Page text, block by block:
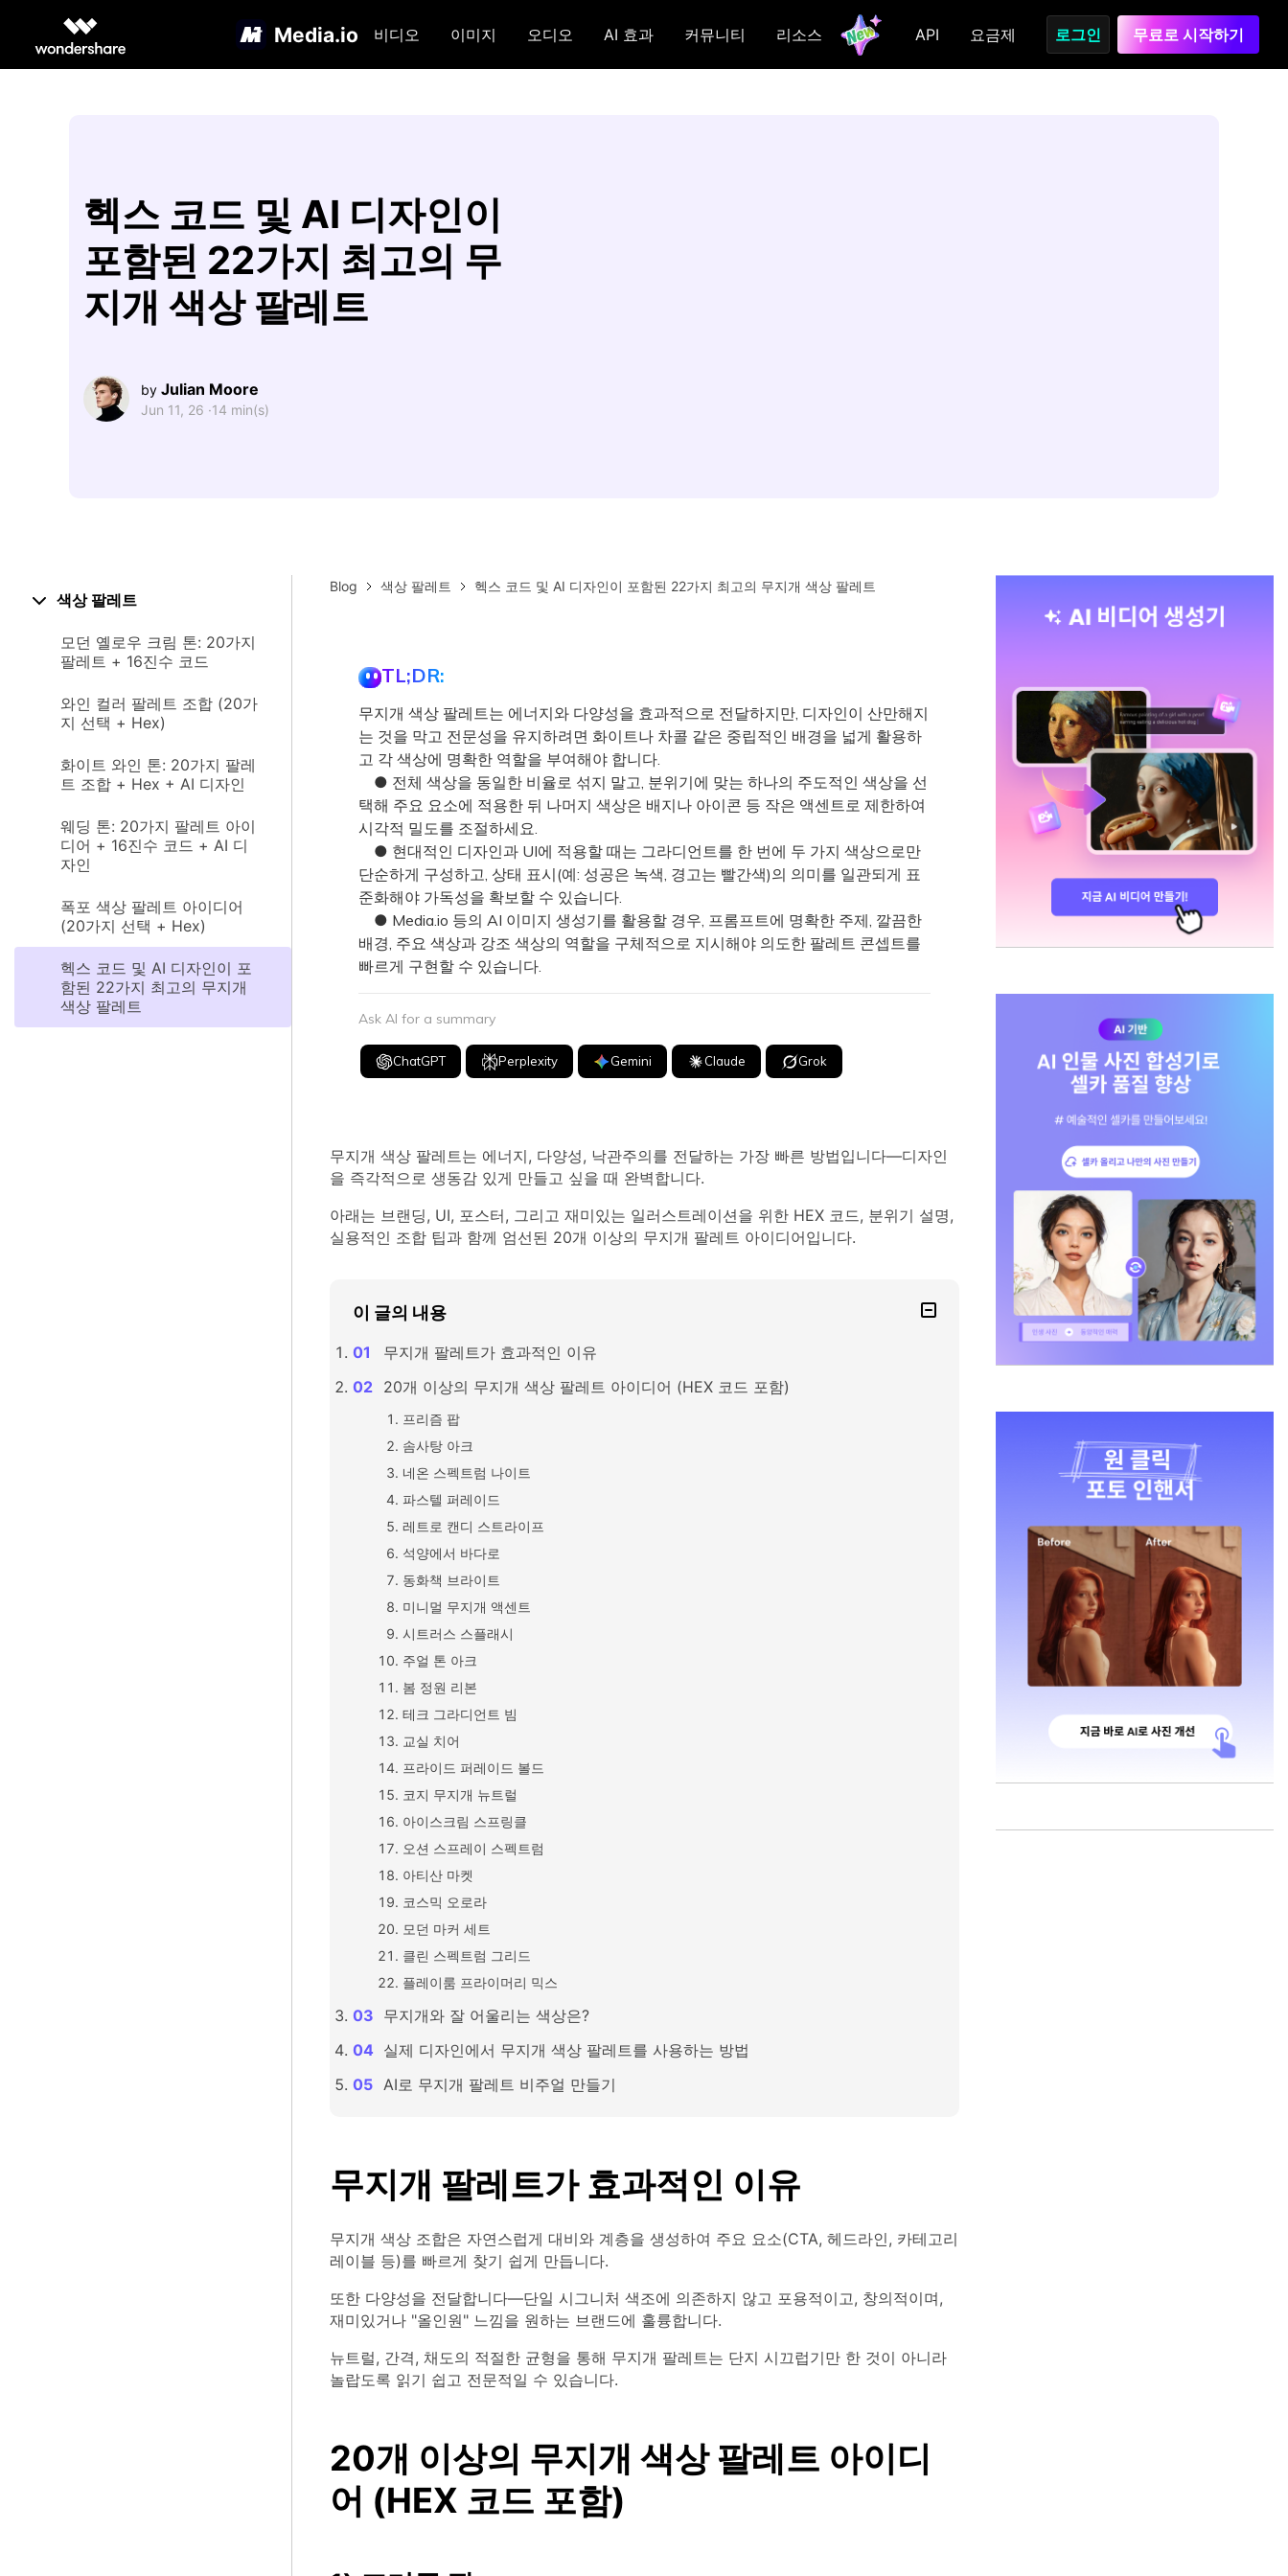
Media.io 비디오 이미지 오디오 AI 효과 커뮤니티 리소스 API 요금제 로그인 무료로 시작하기
헥스 코드 및 AI 디자인이
포함된 22가지 최고의 무
지개 색상 팔레트
by Julian Moore
Jun 11, 26 ·14 min(s)
색상 팔레트
모던 옐로우 크림 톤: 20가지
팔레트 + 16진수 코드
와인 컬러 팔레트 조합 (20가
지 선택 + Hex)
화이트 와인 톤: 20가지 팔레
트 조합 + Hex + AI 디자인
웨딩 톤: 20가지 팔레트 아이
디어 + 16진수 코드 + AI 디
자인
폭포 색상 팔레트 아이디어
(20가지 선택 + Hex)
헥스 코드 및 AI 디자인이 포
함된 22가지 최고의 무지개
색상 팔레트
Blog 색상 팔레트 헥스 코드 및 AI 디자인이 포함된 22가지 최고의 무지개 색상 팔레트
TL;DR:
무지개 색상 팔레트는 에너지와 다양성을 효과적으로 전달하지만, 디자인이 산만해지
는 것을 막고 전문성을 유지하려면 화이트나 차콜 같은 중립적인 배경을 넓게 활용하
고 각 색상에 명확한 역할을 부여해야 합니다.
● 전체 색상을 동일한 비율로 섞지 말고, 분위기에 맞는 하나의 주도적인 색상을 선
택해 주요 요소에 적용한 뒤 나머지 색상은 배지나 아이콘 등 작은 액센트로 제한하여
시각적 밀도를 조절하세요.
● 현대적인 디자인과 UI에 적용할 때는 그라디언트를 한 번에 두 가지 색상으로만
단순하게 구성하고, 상태 표시(예: 성공은 녹색, 경고는 빨간색)의 의미를 일관되게 표
준화해야 가독성을 확보할 수 있습니다.
● Media.io 등의 AI 이미지 생성기를 활용할 경우, 프롬프트에 명확한 주제, 깔끔한
배경, 주요 색상과 강조 색상의 역할을 구체적으로 지시해야 의도한 팔레트 콘셉트를
빠르게 구현할 수 있습니다.
Ask AI for a summary
ChatGPT Perplexity Gemini Claude Grok
무지개 색상 팔레트는 에너지, 다양성, 낙관주의를 전달하는 가장 빠른 방법입니다—디자인
을 즉각적으로 생동감 있게 만들고 싶을 때 완벽합니다.
아래는 브랜딩, UI, 포스터, 그리고 재미있는 일러스트레이션을 위한 HEX 코드, 분위기 설명,
실용적인 조합 팁과 함께 엄선된 20개 이상의 무지개 팔레트 아이디어입니다.
이 글의 내용
무지개 팔레트가 효과적인 이유
20개 이상의 무지개 색상 팔레트 아이디어 (HEX 코드 포함)
프리즘 팝
솜사탕 아크
네온 스펙트럼 나이트
파스텔 퍼레이드
레트로 캔디 스트라이프
석양에서 바다로
동화책 브라이트
미니멀 무지개 액센트
시트러스 스플래시
주얼 톤 아크
봄 정원 리본
테크 그라디언트 빔
교실 치어
프라이드 퍼레이드 볼드
코지 무지개 뉴트럴
아이스크림 스프링클
오션 스프레이 스펙트럼
아티산 마켓
코스믹 오로라
모던 마커 세트
클린 스펙트럼 그리드
플레이룸 프라이머리 믹스
무지개와 잘 어울리는 색상은?
실제 디자인에서 무지개 색상 팔레트를 사용하는 방법
AI로 무지개 팔레트 비주얼 만들기
무지개 팔레트가 효과적인 이유
무지개 색상 조합은 자연스럽게 대비와 계층을 생성하여 주요 요소(CTA, 헤드라인, 카테고리
레이블 등)를 빠르게 찾기 쉽게 만듭니다.
또한 다양성을 전달합니다—단일 시그니처 색조에 의존하지 않고 포용적이고, 창의적이며,
재미있거나 "올인원" 느낌을 원하는 브랜드에 훌륭합니다.
뉴트럴, 간격, 채도의 적절한 균형을 통해 무지개 팔레트는 단지 시끄럽기만 한 것이 아니라
놀랍도록 읽기 쉽고 전문적일 수 있습니다.
20개 이상의 무지개 색상 팔레트 아이디
어 (HEX 코드 포함)